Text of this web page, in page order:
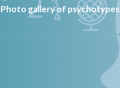
Photo gallery of psychotypes